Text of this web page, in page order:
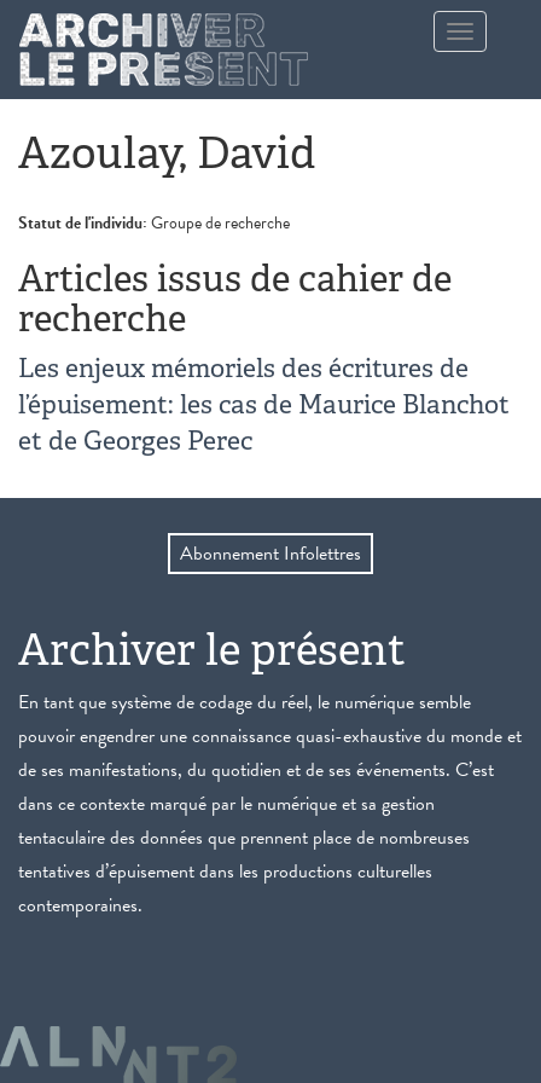
Aller au contenu principal
Toggle
navigation
Azoulay, David
Statut de l'individu:Groupe de recherche
Articles issus de cahier de
recherche
Les enjeux mémoriels des écritures de
l’épuisement: les cas de Maurice Blanchot
et de Georges Perec
Abonnement Infolettres
Archiver le présent
En tant que système de codage du réel, le numérique semble
pouvoir engendrer une connaissance quasi-exhaustive du monde et
de ses manifestations, du quotidien et de ses événements. C’est
dans ce contexte marqué par le numérique et sa gestion
tentaculaire des données que prennent place de nombreuses
tentatives d’épuisement dans les productions culturelles
contemporaines.